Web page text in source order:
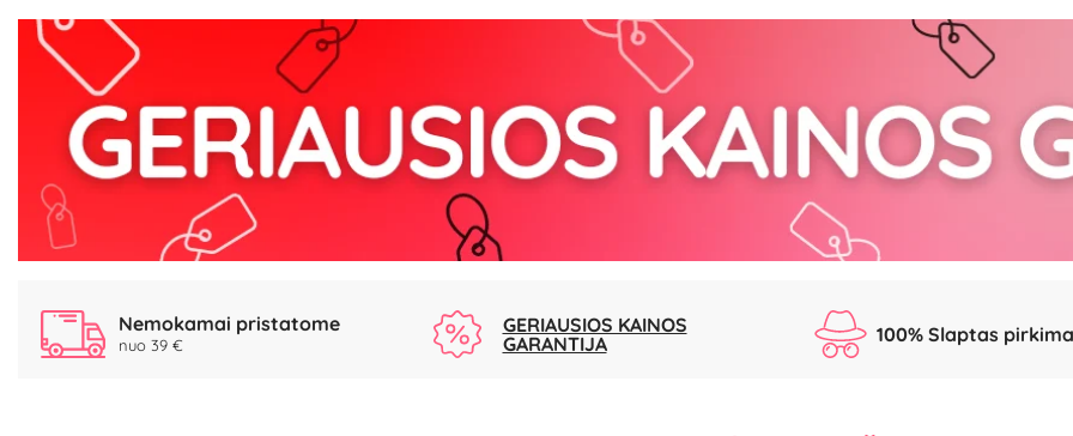
Nemokamai pristatome
nuo 39 €
GERIAUSIOS KAINOS
GARANTIJA
100% Slaptas